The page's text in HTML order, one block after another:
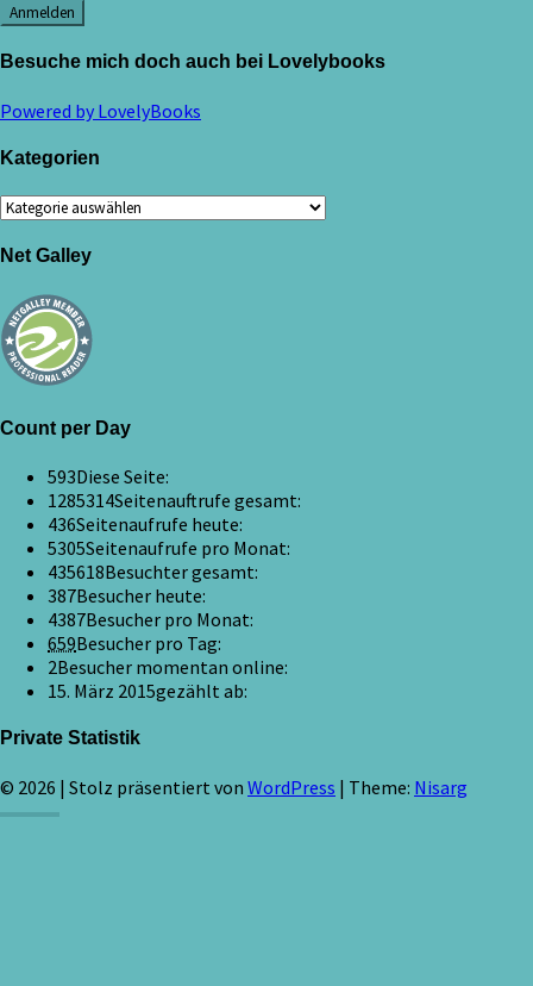
Besuche mich doch auch bei Lovelybooks
Powered by LovelyBooks
Kategorien
Kategorien
Net Galley
Count per Day
593Diese Seite:
1285314Seitenauftrufe gesamt:
436Seitenaufrufe heute:
5305Seitenaufrufe pro Monat:
435618Besuchter gesamt:
387Besucher heute:
4387Besucher pro Monat:
659Besucher pro Tag:
2Besucher momentan online:
15. März 2015gezählt ab:
Private Statistik
© 2026 | Stolz präsentiert von WordPress | Theme: Nisarg